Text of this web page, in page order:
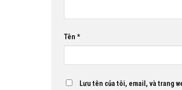
Tên *
Lưu tên của tôi, email, và trang